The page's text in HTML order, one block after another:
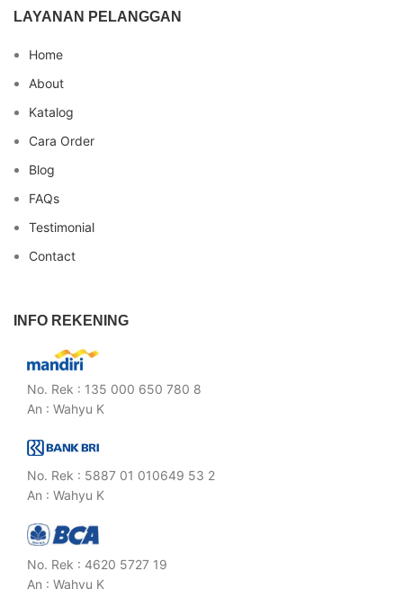
LAYANAN PELANGGAN
Home
About
Katalog
Cara Order
Blog
FAQs
Testimonial
Contact
INFO REKENING
No. Rek : 135 000 650 780 8
An : Wahyu K
No. Rek : 5887 01 010649 53 2
An : Wahyu K
No. Rek : 4620 5727 19
An : Wahyu K